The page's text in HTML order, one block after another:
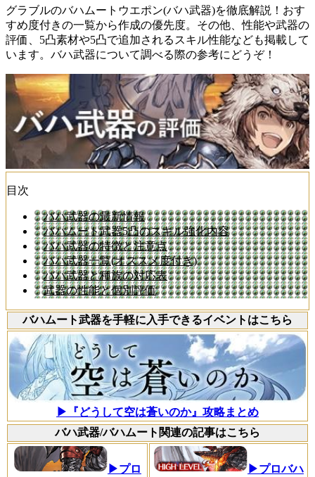
グラブルのバハムートウエポン(バハ武器)を徹底解説！おす
すめ度付きの一覧から作成の優先度。その他、性能や武器の
評価、5凸素材や5凸で追加されるスキル性能なども掲載して
います。バハ武器について調べる際の参考にどうぞ！
目次
バハ武器の最新情報
バハムート武器5凸のスキル強化内容
バハ武器の特徴と注意点
バハ武器一覧(オススメ度付き)
バハ武器と種族の対応表
武器の性能と個別評価
バハムート武器を手軽に入手できるイベントはこちら
▶『どうして空は蒼いのか』攻略まとめ
バハ武器/バハムート関連の記事はこちら
▶プロ
▶プロバハ